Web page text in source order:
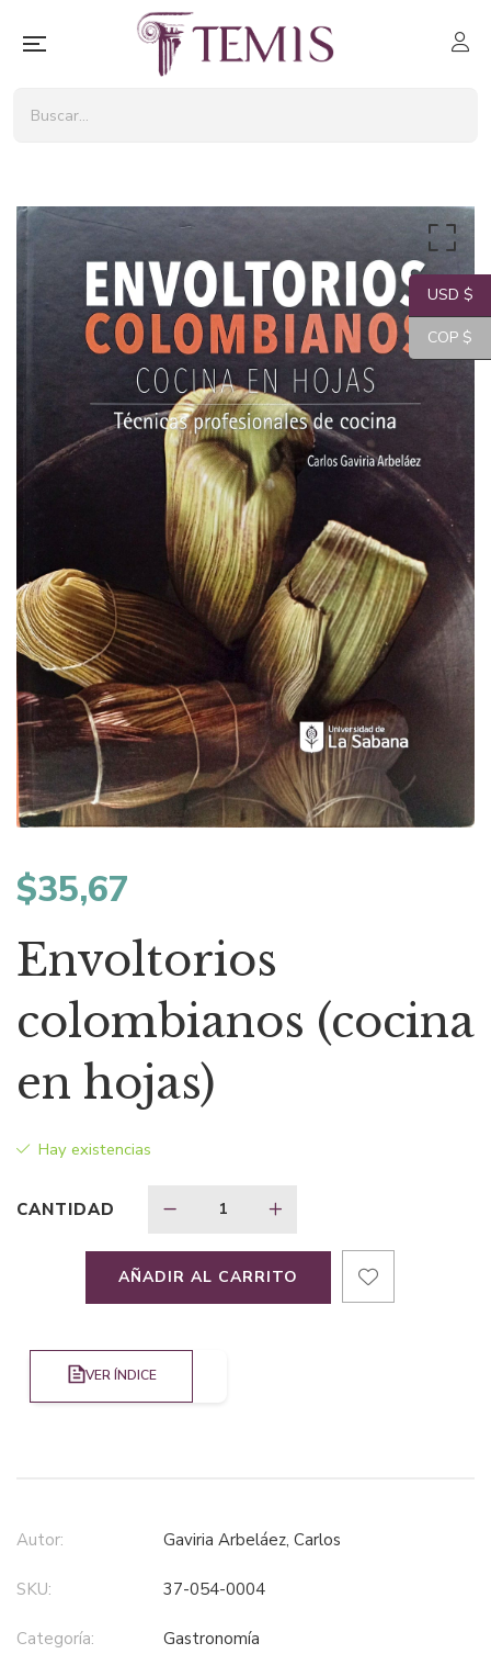
$35,67
Envoltorios
colombianos (cocina
en hojas)
Hay existencias
CANTIDAD
AÑADIR AL CARRITO
VER ÍNDICE
Autor: Gaviria Arbeláez, Carlos
SKU: 37-054-0004
Categoría: gastronomía
USD $
COP $